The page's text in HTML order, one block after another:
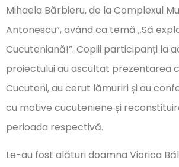
Mihaela Bărbieru, de la Complexul
Antonescu”, având ca temă „Să
Cucuteniană!”. Copiii participanți la
proiectului au ascultat prezentarea
Cucuteni, au cerut lămuriri și au
cu motive cucuteniene și
perioada respectivă.
Le-au fost alături doamna Viorica